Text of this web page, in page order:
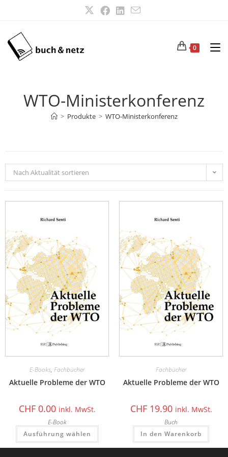
0
WTO-Ministerkonferenz
> Produkte > WTO-Ministerkonferenz
Nach Aktualität sortieren
E-Books, Fachbücher
Aktuelle Probleme der WTO
CHF0.00 inkl. MwSt.
E-Book
Ausführung wählen
Fachbücher
Aktuelle Probleme der WTO
CHF19.90 inkl. MwSt.
Buch
In den Warenkorb